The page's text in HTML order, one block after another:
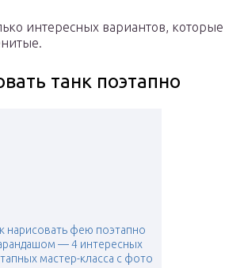
интересных вариантов, которые
танк поэтапно
нарисовать фею поэтапно
— 4 интересных
мастер-класса с фото